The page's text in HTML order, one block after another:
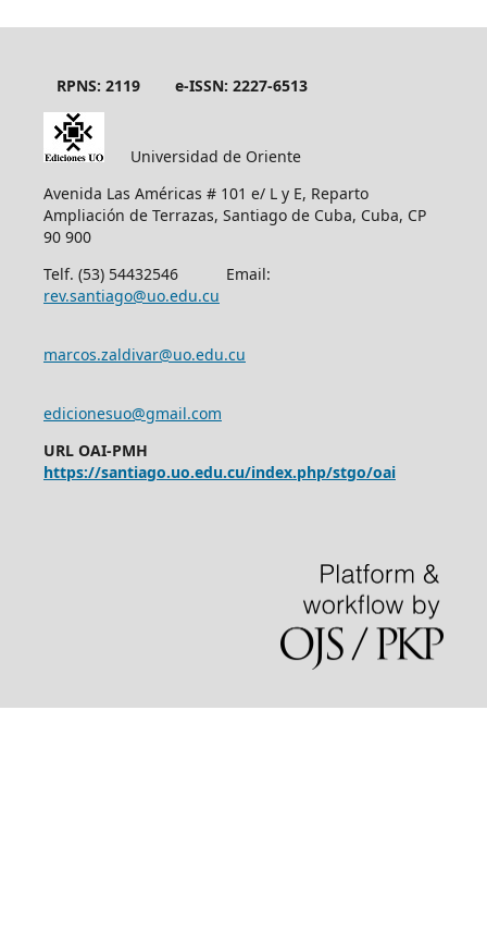
RPNS: 2119 e-ISSN: 2227-6513
Universidad de Oriente
Avenida Las Américas # 101 e/ L y E, Reparto
Ampliación de Terrazas, Santiago de Cuba, Cuba, CP
90 900
Telf. (53) 54432546 Email:
rev.santiago@uo.edu.cu
marcos.zaldivar@uo.edu.cu
edicionesuo@gmail.com
URL OAI-PMH
https://santiago.uo.edu.cu/index.php/stgo/oai